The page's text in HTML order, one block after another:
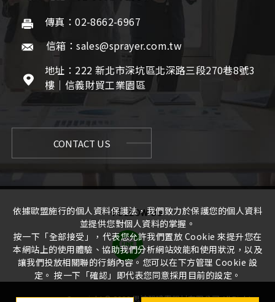
傳真：02-8662-6967
信箱：sales@sprayer.com.tw
地址：222 新北市深坑區北深路三段270巷8號3
樓｜信義財貿工業園區
CONTACT US
FOLLOW US
Copyright ©2026思沛雅噴霧器材有限公司All Rights
依據歐盟施行的個人資料保護法，我們致力於保護您的個人資料
並提供您對個人資料的掌握。
按一下「全部接受」，代表您允許我們置放 Cookie 來提升您在
本網站上的使用體驗、協助我們分析網站效能和使用狀況，以及
讓我們投放相關聯的行銷內容。您可以在下方管理 Cookie 設
定。 按一下「確認」即代表您同意採用目前的設定。